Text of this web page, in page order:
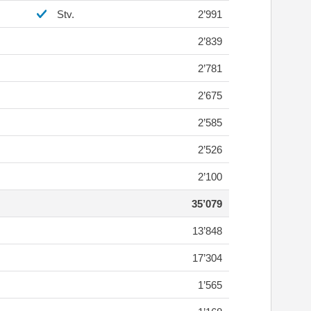
Stv. 2’991
2’839
2’781
2’675
2’585
2’526
2’100
35’079
13’848
17’304
1’565